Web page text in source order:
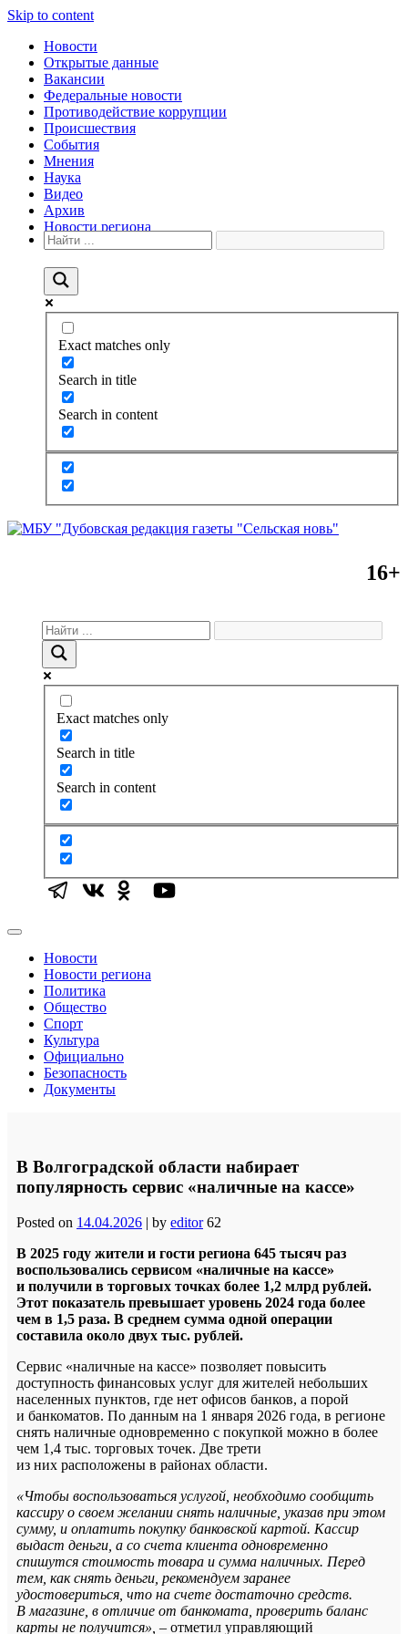
Skip to content
Новости
Открытые данные
Вакансии
Федеральные новости
Противодействие коррупции
Происшествия
События
Мнения
Наука
Видео
Архив
Новости региона
Exact matches only
Search in title
Search in content
16+
Exact matches only
Search in title
Search in content
Новости
Новости региона
Политика
Общество
Спорт
Культура
Официально
Безопасность
Документы
В Волгоградской области набирает
популярность сервис «наличные на кассе»
Posted on 14.04.2026 | by editor 62
В 2025 году жители и гости региона 645 тысяч раз
воспользовались сервисом «наличные на кассе»
и получили в торговых точках более 1,2 млрд рублей.
Этот показатель превышает уровень 2024 года более
чем в 1,5 раза. В среднем сумма одной операции
составила около двух тыс. рублей.
Сервис «наличные на кассе» позволяет повысить
доступность финансовых услуг для жителей небольших
населенных пунктов, где нет офисов банков, а порой
и банкоматов. По данным на 1 января 2026 года, в регионе
снять наличные одновременно с покупкой можно в более
чем 1,4 тыс. торговых точек. Две трети
из них расположены в районах области.
«Чтобы воспользоваться услугой, необходимо сообщить
кассиру о своем желании снять наличные, указав при этом
сумму, и оплатить покупку банковской картой. Кассир
выдаст деньги, а со счета клиента одновременно
спишутся стоимость товара и сумма наличных. Перед
тем, как снять деньги, рекомендуем заранее
удостовериться, что на счете достаточно средств.
В магазине, в отличие от банкомата, проверить баланс
карты не получится», – отметил управляющий